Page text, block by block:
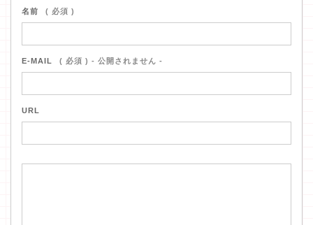
名前 ( 必須 )
E-MAIL ( 必須 ) - 公開されません -
URL